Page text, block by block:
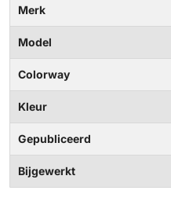
Merk
Model
Colorway
Kleur
Gepubliceerd
Bijgewerkt